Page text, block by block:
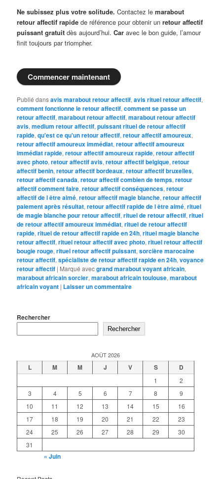
Ne subissez plus votre solitude. Contactez lemarabout
retour affectif rapide de référence pour obtenir unretour affectif
puissant gratuit dès aujourd’hui.Car avec le bon guide, l’amour
finit toujours par triompher.
Commencer maintenant
Publié dansavis marabout retour affectif,avis rituel retour affectif,
comment fonctionne le retour affectif,comment se passe un
retour affectif,marabout retour affectif,marabout retour affectif
avis,medium retour affectif,puissant rituel de retour affectif
rapide,qu'est ce qu'un retour affectif,retour affectif amoureux,
retour affectif amoureux immédiat,retour affectif amoureux
immédiat rapide,retour affectif amoureux rapide,retour affectif
avec photo,retour affectif avis,retour affectif belgique,retour
affectif benin,retour affectif bordeaux,retour affectif bruxelles,
retour affectif canada,retour affectif combien de temps,retour
affectif comment faire,retour affectif conséquences,retour
affectif de l être aimé,retour affectif magie blanche,retour affectif
paiement après résultat,retour affectif rapide de l être aimé,rituel
de magie blanche pour retour affectif,rituel de retour affectif,rituel
de retour affectif amoureux immédiat,rituel de retour affectif
rapide,rituel de retour affectif rapide en 24h,rituel magie blanche
retour affectif,rituel retour affectif avec photo,rituel retour affectif
bougie rouge,rituel retour affectif puissant,sorcière marocaine
retour affectif,spécialiste de retour affectif rapide en 24h,voyance
retour affectif | Marqué avecgrand marabout voyant africain,
marabout africain sorcier,marabout africain toulouse,marabout
africain voyant | Laisser un commentaire
Rechercher
Rechercher
AOÛT 2026
L M M J V S D
1
2
3
4 5 6 7 8
9
10
11 12 13 14 15
16
17
18 19 20 21 22
23
24
25 26 27 28 29
30
31
« Juin